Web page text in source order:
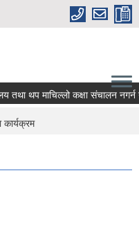
तथा थप माचिल्लो कक्षा संचालन नगर्न